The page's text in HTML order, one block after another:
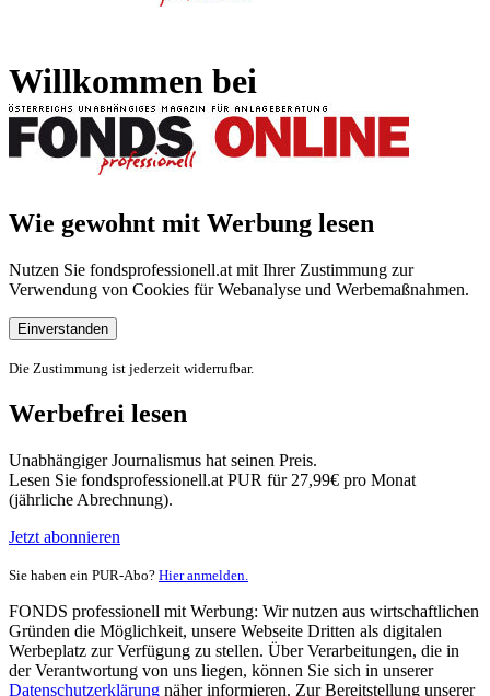
Willkommen bei
Wie gewohnt mit Werbung lesen
Nutzen Sie fondsprofessionell.at mit Ihrer Zustimmung zur
Verwendung von Cookies für Webanalyse und Werbemaßnahmen.
Einverstanden
Die Zustimmung ist jederzeit widerrufbar.
Werbefrei lesen
Unabhängiger Journalismus hat seinen Preis.
Lesen Sie fondsprofessionell.at PUR für 27,99€ pro Monat
(jährliche Abrechnung).
Jetzt abonnieren
Sie haben ein PUR-Abo? Hier anmelden.
FONDS professionell mit Werbung: Wir nutzen aus wirtschaftlichen
Gründen die Möglichkeit, unsere Webseite Dritten als digitalen
Werbeplatz zur Verfügung zu stellen. Über Verarbeitungen, die in
der Verantwortung von uns liegen, können Sie sich in unserer
Datenschutzerklärung näher informieren. Zur Bereitstellung unserer